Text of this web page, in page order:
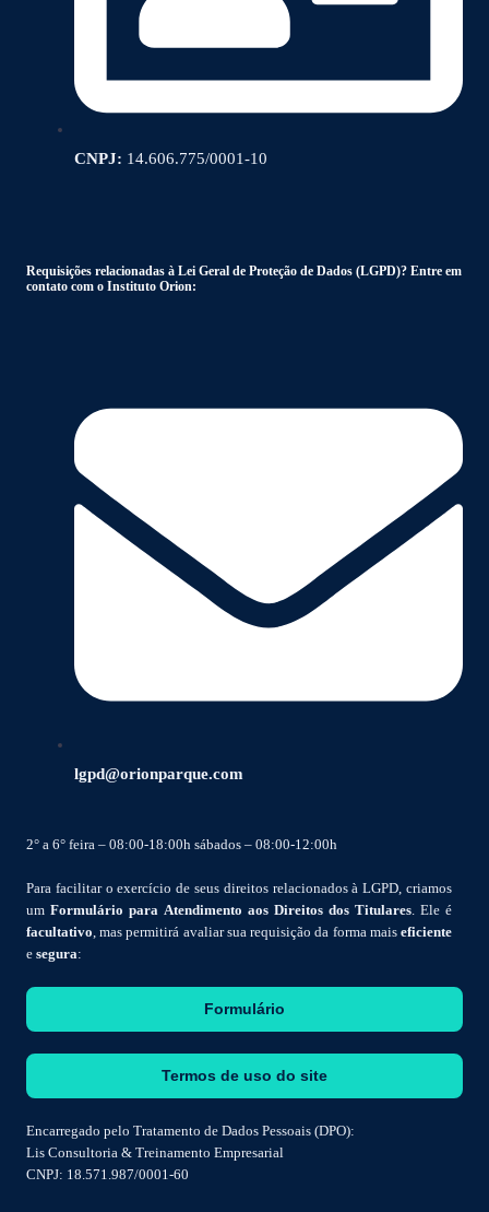
CNPJ: 14.606.775/0001-10
Requisições relacionadas à Lei Geral de Proteção de Dados (LGPD)? Entre em
contato com o Instituto Orion:
lgpd@orionparque.com
2° a 6° feira – 08:00-18:00h sábados – 08:00-12:00h
Para facilitar o exercício de seus direitos relacionados à LGPD, criamos
um Formulário para Atendimento aos Direitos dos Titulares. Ele é
facultativo, mas permitirá avaliar sua requisição da forma mais eficiente
e segura:
Formulário
Termos de uso do site
Encarregado pelo Tratamento de Dados Pessoais (DPO):
Lis Consultoria & Treinamento Empresarial
CNPJ: 18.571.987/0001-60